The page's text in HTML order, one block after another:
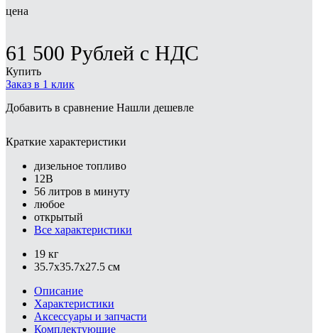
цена
61 500 Рублей с НДС
Купить
Заказ в 1 клик
Добавить в сравнение Нашли дешевле
Краткие характеристики
дизельное топливо
12В
56 литров в минуту
любое
открытый
Все характеристики
19 кг
35.7x35.7x27.5 см
Описание
Характеристики
Аксессуары и запчасти
Комплектующие